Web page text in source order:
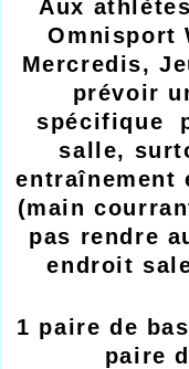
Aux
Omnisport
Mercredis,
prévoir
spécifique
salle,
entraînement
(main
pas rendre
endroit
1 paire de
paire